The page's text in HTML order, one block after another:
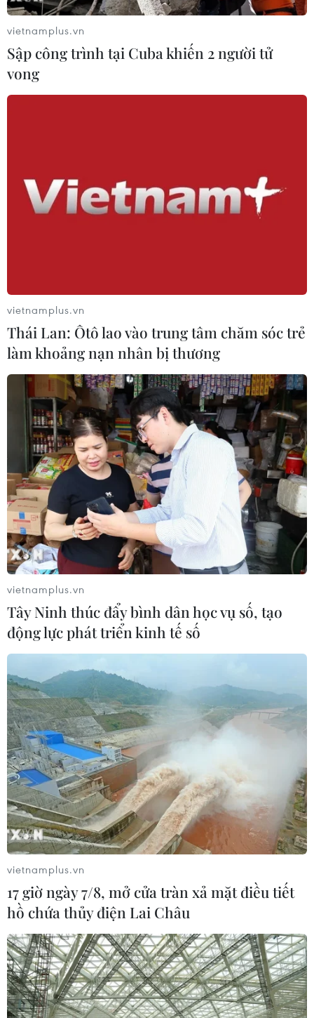
vietnamplus.vn
Sập công trình tại Cuba khiến 2 người tử
vong
vietnamplus.vn
Thái Lan: Ôtô lao vào trung tâm chăm sóc trẻ
làm khoảng nạn nhân bị thương
vietnamplus.vn
Tây Ninh thúc đẩy bình dân học vụ số, tạo
động lực phát triển kinh tế số
vietnamplus.vn
17 giờ ngày 7/8, mở cửa tràn xả mặt điều tiết
hồ chứa thủy điện Lai Châu